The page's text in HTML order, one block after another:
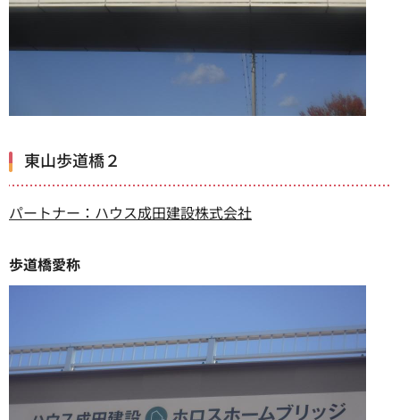
東山歩道橋２
パートナー：ハウス成田建設株式会社
歩道橋愛称